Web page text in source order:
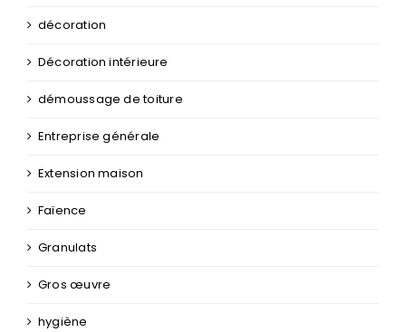
décoration
Décoration intérieure
démoussage de toiture
Entreprise générale
Extension maison
Faïence
Granulats
Gros œuvre
hygiène